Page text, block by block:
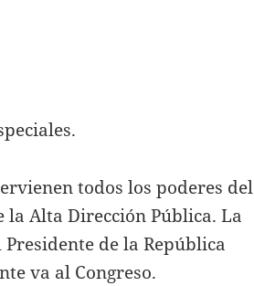
todos los poderes del
la Alta Dirección Pública. La
de la República
va al Congreso.